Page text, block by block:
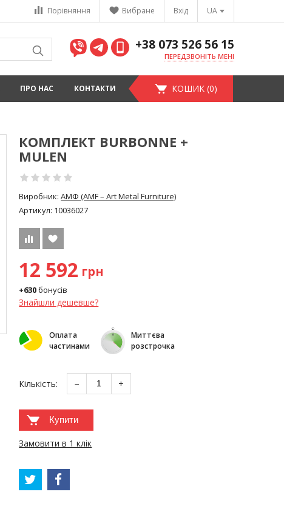
UA
Вхід
Вибране
Порівняння
+38 073 526 56 15
ПЕРЕДЗВОНІТЬ МЕНІ
ПРО НАС КОНТАКТИ КОШИК (0)
КОМПЛЕКТ BURBONNE +
MULEN
Виробник:АМФ (AMF – Art Metal Furniture)
Артикул: 10036027
12 592 грн
+630бонусів
Знайшли дешевше?
Оплата
частинами
Миттєва
розстрочка
Кількість: − +
Купити
Замовити в 1 клік